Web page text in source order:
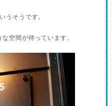
うそうです。
空間が待っています。